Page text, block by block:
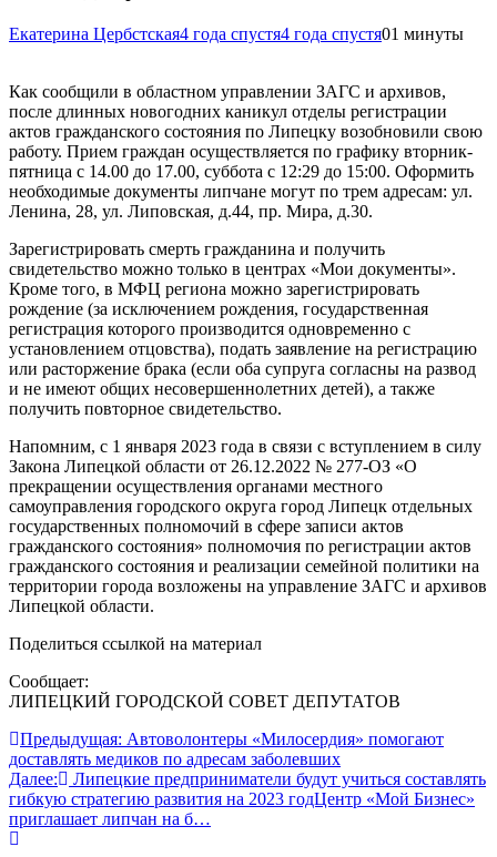
Екатерина Цербстская4 года спустя4 года спустя01 минуты
Как сообщили в областном управлении ЗАГС и архивов,
после длинных новогодних каникул отделы регистрации
актов гражданского состояния по Липецку возобновили свою
работу. Прием граждан осуществляется по графику вторник-
пятница с 14.00 до 17.00, суббота с 12:29 до 15:00. Оформить
необходимые документы липчане могут по трем адресам: ул.
Ленина, 28, ул. Липовская, д.44, пр. Мира, д.30.
Зарегистрировать смерть гражданина и получить
свидетельство можно только в центрах «Мои документы».
Кроме того, в МФЦ региона можно зарегистрировать
рождение (за исключением рождения, государственная
регистрация которого производится одновременно с
установлением отцовства), подать заявление на регистрацию
или расторжение брака (если оба супруга согласны на развод
и не имеют общих несовершеннолетних детей), а также
получить повторное свидетельство.
Напомним, с 1 января 2023 года в связи с вступлением в силу
Закона Липецкой области от 26.12.2022 № 277-ОЗ «О
прекращении осуществления органами местного
самоуправления городского округа город Липецк отдельных
государственных полномочий в сфере записи актов
гражданского состояния» полномочия по регистрации актов
гражданского состояния и реализации семейной политики на
территории города возложены на управление ЗАГС и архивов
Липецкой области.
Поделиться ссылкой на материал
Сообщает:
ЛИПЕЦКИЙ ГОРОДСКОЙ СОВЕТ ДЕПУТАТОВ
Навигация
по
записям
Предыдущая: Автоволонтеры «Милосердия» помогают
доставлять медиков по адресам заболевших
Далее:
Липецкие предприниматели будут учиться составлять
гибкую стратегию развития на 2023 годЦентр «Мой Бизнес»
приглашает липчан на б…